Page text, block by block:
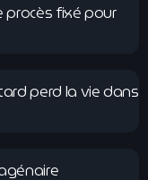
procès fixé pour
perd la vie dans